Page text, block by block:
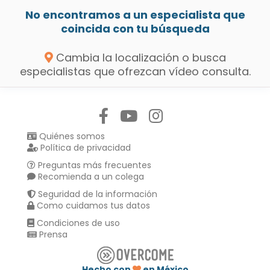
No encontramos a un especialista que
coincida con tu búsqueda
Cambia la localización o busca
especialistas que ofrezcan vídeo consulta.
Quiénes somos
Política de privacidad
Preguntas más frecuentes
Recomienda a un colega
Seguridad de la información
Como cuidamos tus datos
Condiciones de uso
Prensa